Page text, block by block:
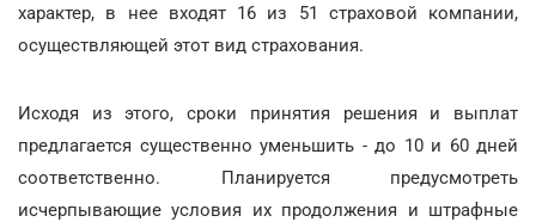
характер, в нее входят 16 из 51 страховой компании,
осуществляющей этот вид страхования.
Исходя из этого, сроки принятия решения и выплат
предлагается существенно уменьшить - до 10 и 60 дней
соответственно. Планируется предусмотреть
исчерпывающие условия их продолжения и штрафные